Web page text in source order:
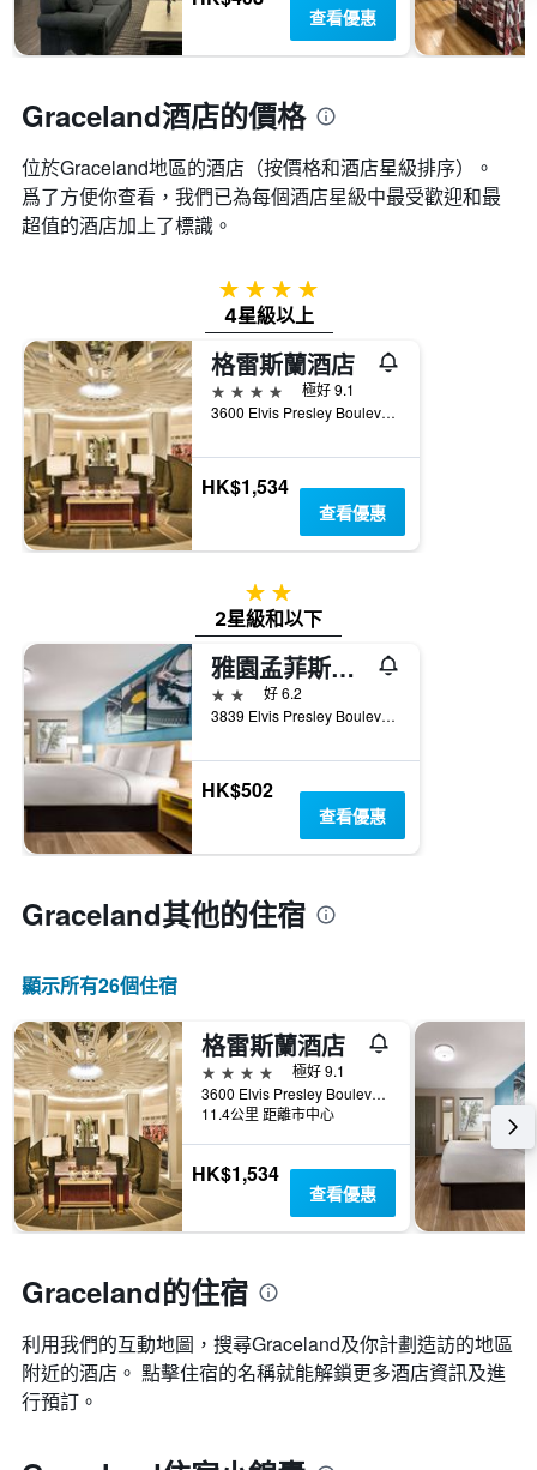
一
週
中
天
圖
表
具
有
顯
示
房
間
的
平
均
價
格
查看優惠
Graceland酒店的價格
位於Graceland​地區的酒店（按價格和酒店星級排序）。
爲了方便你查看，我們已為每個酒店星級中最受歡迎和最
超值的酒店加上了標識。
4星級
4星級以上
格雷斯蘭酒店
4星級
極好 9.1
3600 Elvis Presley Boulevard, 孟菲斯（田納西州）, TN, 美國
HK$1,534
查看優惠
2星級
2星級和以下
雅園孟菲斯戴斯酒店
2星級
好 6.2
3839 Elvis Presley Boulevard, 孟菲斯（田納西州）, TN, 美國
HK$502
查看優惠
Graceland​其他的住宿
顯示所有26​個住宿
格雷斯蘭酒店
4星級
極好 9.1
3600 Elvis Presley Boulevard, 孟菲斯（田納西州）, TN, 美國
11.4公里 距離市中心
HK$1,534
查看優惠
Graceland的住宿
利用我們的互動地圖，搜尋Graceland​及你計劃造訪的地區
附近的酒店。 點擊住宿的名稱就能解鎖更多酒店資訊及進
行預訂。